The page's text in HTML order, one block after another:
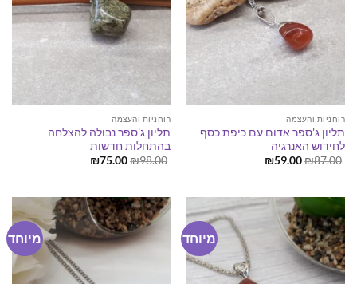
רוחניות והעצמה
תליון ג'ספר אדום עם כיפת כסף
לחידוש האנרגיה
₪87.00
המחיר₪59.00
המחיר
רוחניות והעצמה
תליון ג'ספר נבולה להצלחה
בהתחלות חדשות
₪98.00
המחיר₪75.00
המחיר
מיוחד מיוחד